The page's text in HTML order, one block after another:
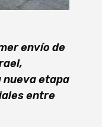
envío de
nueva etapa
entre